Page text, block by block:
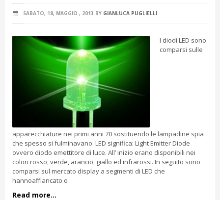
SABATO, 18, MAGGIO , 2013 BY GIANLUCA PUGLIELLI
I diodi LED sono
comparsi sulle
apparecchiature nei primi anni 70 sostituendo le lampadine spia
che spesso si fulminavano. LED significa: Light Emitter Diode
ovvero diodo emettitore di luce. All’ inizio erano disponibili nei
colori rosso, verde, arancio, giallo ed infrarossi. In seguito sono
comparsi sul mercato display a segmenti di LED che
hannoaffiancato o
Read more...